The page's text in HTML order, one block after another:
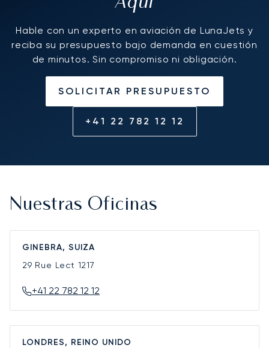
Hable con un experto en aviación de LunaJets y
reciba su presupuesto bajo demanda en cuestión
de minutos. Sin compromiso ni obligación.
SOLICITAR PRESUPUESTO
+41 22 782 12 12
Nuestras Oficinas
GINEBRA, SUIZA
29 Rue Lect 1217
+41 22 782 12 12
LONDRES, REINO UNIDO